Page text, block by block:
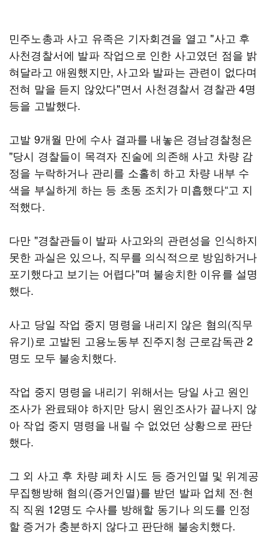
민주노총과 사고 유족은 기자회견을 열고 "사고 후
사천경찰서에 발파 작업으로 인한 사고였던 점을 밝
혀달라고 애원했지만, 사고와 발파는 관련이 없다며
전혀 말을 듣지 않았다"면서 사천경찰서 경찰관 4명
등을 고발했다.
고발 9개월 만에 수사 결과를 내놓은 경남경찰청은
"당시 경찰들이 목격자 진술에 의존해 사고 차량 감
정을 누락하거나 관리를 소홀히 하고 차량 내부 수
색을 부실하게 하는 등 초동 조치가 미흡했다“고 지
적했다.
다만 "경찰관들이 발파 사고와의 관련성을 인식하지
못한 과실은 있으나, 직무를 의식적으로 방임하거나
포기했다고 보기는 어렵다"며 불송치한 이유를 설명
했다.
사고 당일 작업 중지 명령을 내리지 않은 혐의(직무
유기)로 고발된 고용노동부 진주지청 근로감독관 2
명도 모두 불송치했다.
작업 중지 명령을 내리기 위해서는 당일 사고 원인
조사가 완료돼야 하지만 당시 원인조사가 끝나지 않
아 작업 중지 명령을 내릴 수 없었던 상황으로 판단
했다.
그 외 사고 후 차량 폐차 시도 등 증거인멸 및 위계공
무집행방해 혐의(증거인멸)를 받던 발파 업체 전·현
직 직원 12명도 수사를 방해할 동기나 의도를 인정
할 증거가 충분하지 않다고 판단해 불송치했다.